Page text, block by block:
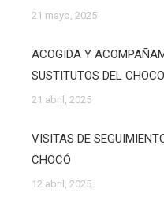
21 mayo, 2025
ACOGIDA Y
SUSTITUTOS DEL CHOCO
21 abril, 2025
VISITAS DE
CHOCÓ
12 abril, 2025